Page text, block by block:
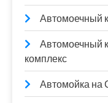
Автомоечный
Автомоечный
комплекс
Автомойка на